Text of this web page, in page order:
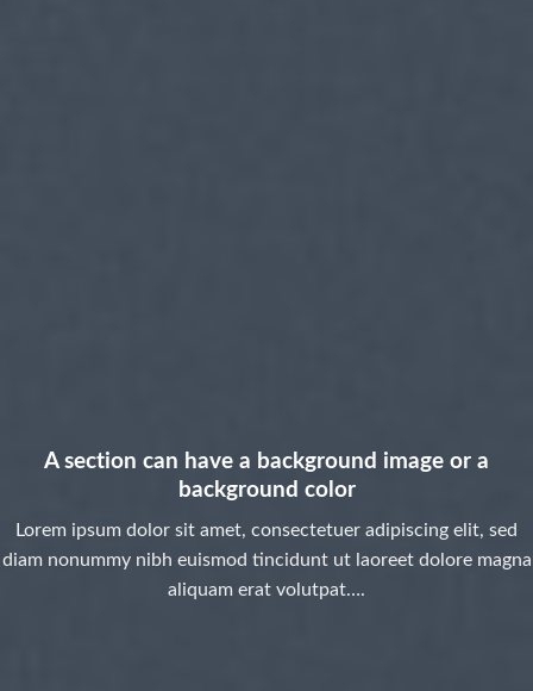
A section can have a background image or a
background color
Lorem ipsum dolor sit amet, consectetuer adipiscing elit, sed
diam nonummy nibh euismod tincidunt ut laoreet dolore magna
aliquam erat volutpat….